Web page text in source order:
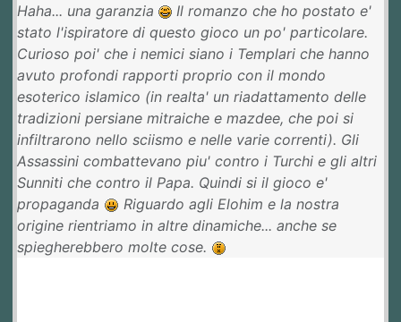
Haha... una garanzia
Il romanzo che ho postato e'
stato l'ispiratore di questo gioco un po' particolare.
Curioso poi' che i nemici siano i Templari che hanno
avuto profondi rapporti proprio con il mondo
esoterico islamico (in realta' un riadattamento delle
tradizioni persiane mitraiche e mazdee, che poi si
infiltrarono nello sciismo e nelle varie correnti). Gli
Assassini combattevano piu' contro i Turchi e gli altri
Sunniti che contro il Papa. Quindi si il gioco e'
propaganda
Riguardo agli Elohim e la nostra
origine rientriamo in altre dinamiche... anche se
spiegherebbero molte cose.